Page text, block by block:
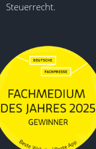
Steuerrecht.